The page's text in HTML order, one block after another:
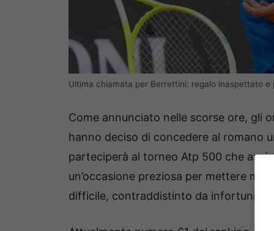
Ultima chiamata per Berrettini: regalo inaspettato
Come annunciato nelle scorse ore, gli
hanno deciso di concedere al romano
parteciperà al torneo Atp 500 che
un’occasione preziosa per mettere
difficile, contraddistinto da infortuni,